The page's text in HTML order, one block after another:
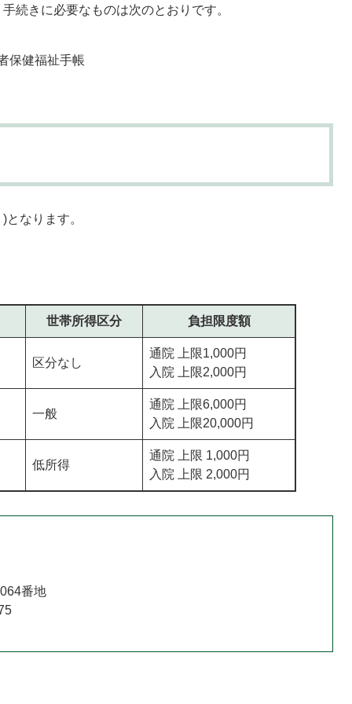
きに必要なものは次のとおりです。
保健福祉手帳
なります。
世帯所得区分 負担限度額
区分なし
通院 上限1,000円
入院 上限2,000円
一般
通院 上限6,000円
入院 上限20,000円
低所得
通院 上限 1,000円
入院 上限 2,000円
番地